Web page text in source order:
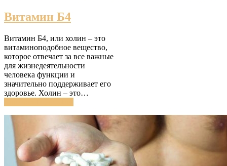
Витамин Б4
Витамин Б4, или холин – это
витаминоподобное вещество,
которое отвечает за все важные
для жизнедеятельности
человека функции и
значительно поддерживает его
здоровье. Холин – это…